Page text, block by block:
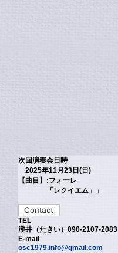
次回演奏会日時
2025年11月23日(日)
【曲目】:フォーレ
「レクイエム」」
TEL
瀧井（たきい）090-2107-2083
E-mail
osc1979.info@gmail.com